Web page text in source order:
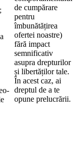
de cumpărare
pentru
îmbunătățirea
ofertei noastre)
fără impact
semnificativ
asupra drepturilor
și libertăților tale.
În acest caz, ai
dreptul de a te
opune prelucrării.